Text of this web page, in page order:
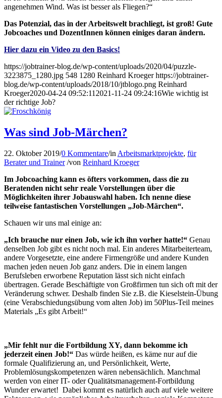
angenehmen Wind. Was ist besser als Fliegen?“
Das Potenzial, das in der Arbeitswelt brachliegt, ist groß! Gute
Jobcoaches und DozentInnen können einiges daran ändern.
Hier dazu ein Video zu den Basics!
https://jobtrainer-blog.de/wp-content/uploads/2020/04/puzzle-
3223875_1280.jpg 548 1280 Reinhard Kroeger https://jobtrainer-
blog.de/wp-content/uploads/2018/10/jtblogo.png Reinhard
Kroeger2020-04-24 09:52:11 2021-11-24 09:24:16Wie wichtig ist
der richtige Job?
Was sind Job-Märchen?
22. Oktober 2019/0 Kommentare/in Arbeitsmarktprojekte, für
Berater und Trainer /von Reinhard Kroeger
Im Jobcoaching kann es öfters vorkommen, dass die zu
Beratenden nicht sehr reale Vorstellungen über die
Möglichkeiten ihrer Jobauswahl haben. Ich nenne diese
teilweise fantastischen Vorstellungen „Job-Märchen“.
Schauen wir uns mal einige an:
„Ich brauche nur einen Job, wie ich ihn vorher hatte!“ Genau
denselben Job gibt es nicht noch mal. Ein anderes Mitarbeiterteam,
andere Vorgesetzte, eine andere Firmengröße und andere Kunden
machen jeden neuen Job ganz anders. Die in einem langen
Berufsleben erworbene Reputation lässt sich nicht einfach
übertragen. Gerade Beschäftigte von Großfirmen tun sich oft mit der
Veränderung schwer. Deshalb finden Sie z.B. die Kieselstein-Übung
(eine Verabschiedungsübung vom alten Job) im 50Plus-Teil meines
Materials „Es gibt Arbeit!“
„Mir fehlt nur die Fortbildung XY, dann bekomme ich
jederzeit einen Job!“ Das würde heißen, es käme nur auf die
formale Qualifizierung an, und Persönlichkeit, Werte,
Problemlösungskompetenzen wären nebensächlich. Manchmal
werden von einer IT- oder Qualitätsmanagement-Fortbildung
Wunder erwartet! Dabei kommt es natürlich auch auf viele weitere